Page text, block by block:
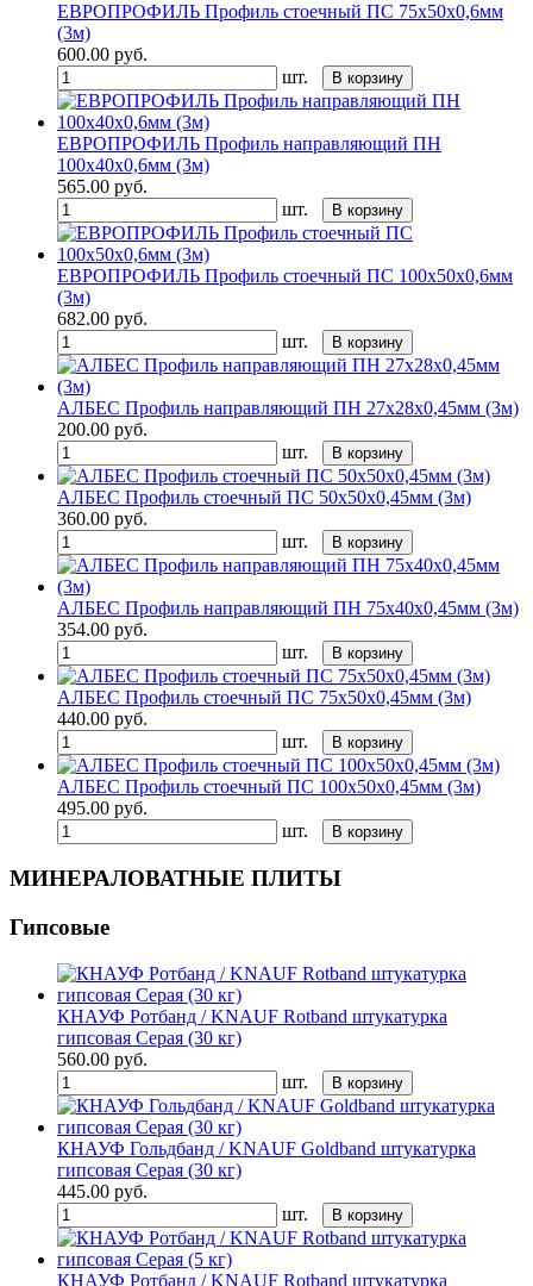
ЕВРОПРОФИЛЬ Профиль стоечный ПС 75х50х0,6мм
(3м)
600.00 руб.
шт.
В корзину
ЕВРОПРОФИЛЬ Профиль направляющий ПН
100х40х0,6мм (3м)
565.00 руб.
шт.
В корзину
ЕВРОПРОФИЛЬ Профиль стоечный ПС 100х50х0,6мм
(3м)
682.00 руб.
шт.
В корзину
АЛБЕС Профиль направляющий ПН 27х28х0,45мм (3м)
200.00 руб.
шт.
В корзину
АЛБЕС Профиль стоечный ПС 50х50х0,45мм (3м)
360.00 руб.
шт.
В корзину
АЛБЕС Профиль направляющий ПН 75х40х0,45мм (3м)
354.00 руб.
шт.
В корзину
АЛБЕС Профиль стоечный ПС 75х50х0,45мм (3м)
440.00 руб.
шт.
В корзину
АЛБЕС Профиль стоечный ПС 100х50х0,45мм (3м)
495.00 руб.
шт.
В корзину
МИНЕРАЛОВАТНЫЕ ПЛИТЫ
Гипсовые
КНАУФ Ротбанд / KNAUF Rotband штукатурка
гипсовая Серая (30 кг)
560.00 руб.
шт.
В корзину
КНАУФ Гольдбанд / KNAUF Goldband штукатурка
гипсовая Серая (30 кг)
445.00 руб.
шт.
В корзину
КНАУФ Ротбанд / KNAUF Rotband штукатурка